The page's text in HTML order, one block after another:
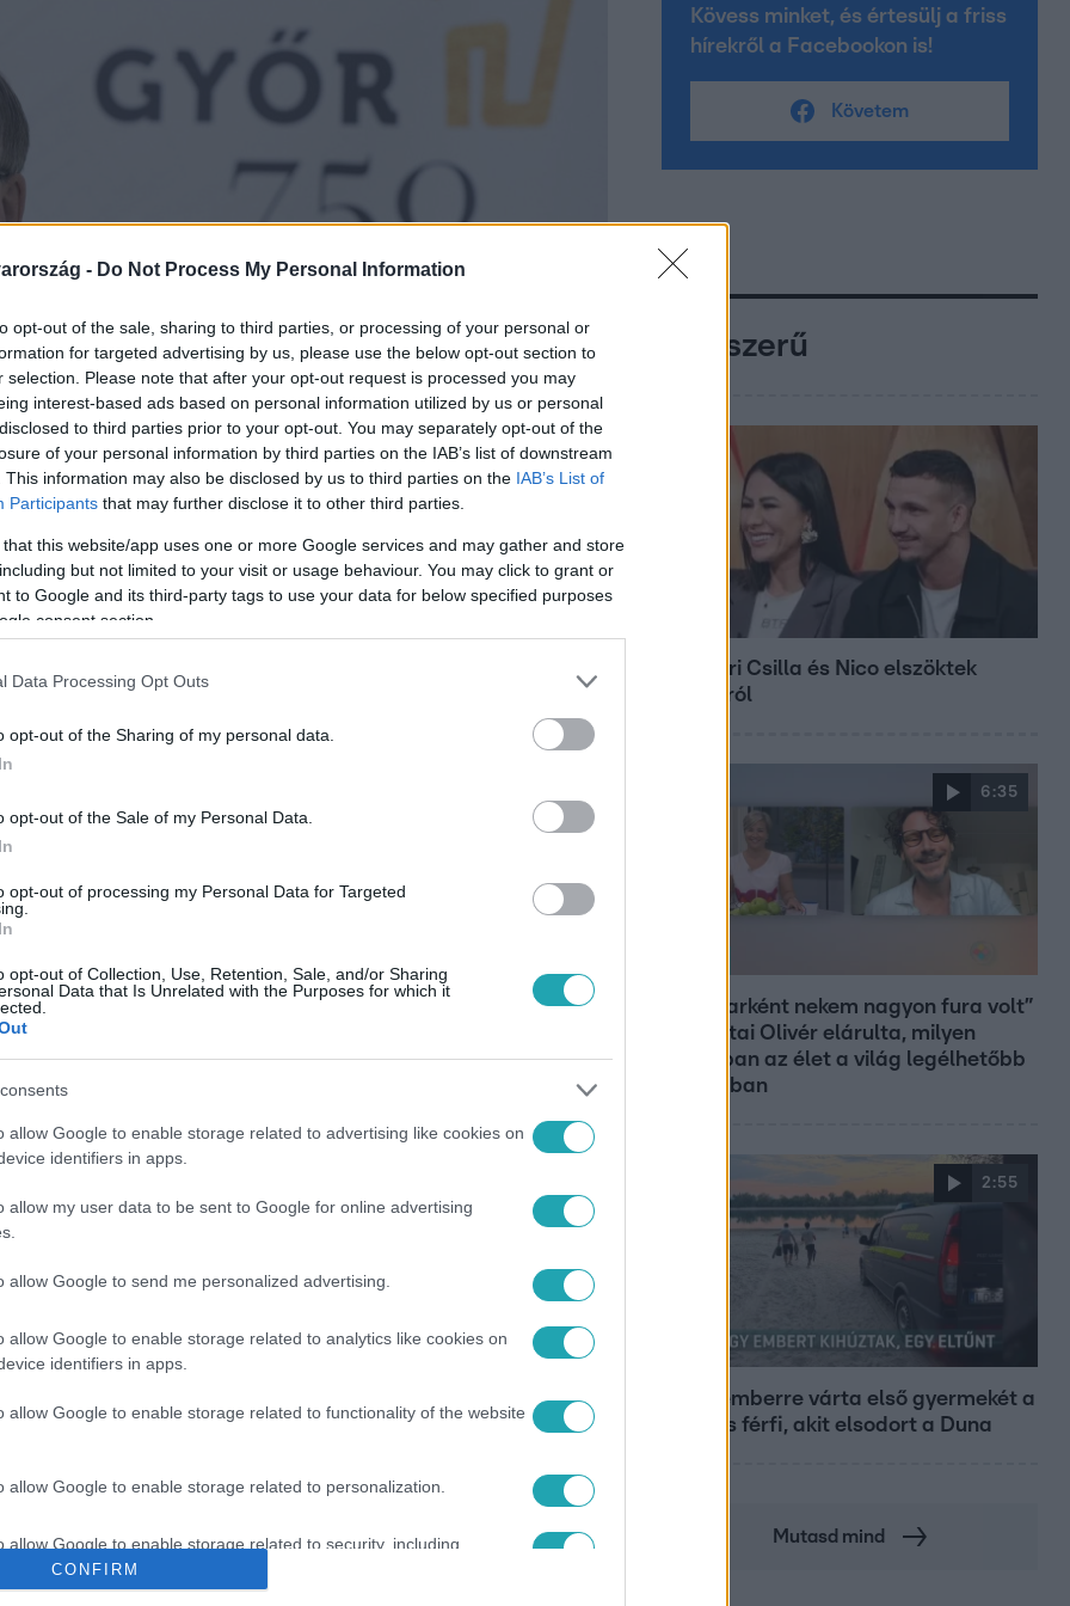
- Do Not Process My Personal Information
opt-out of the sale, sharing to third parties, or processing of your personal or
for targeted advertising by us, please use the below opt-out section to
selection. Please note that after your opt-out request is processed you may
interest-based ads based on personal information utilized by us or personal
to third parties prior to your opt-out. You may separately opt-out of the
of your personal information by third parties on the IAB’s list of downstream
This information may also be disclosed by us to third parties on the IAB’s List of
Participants that may further disclose it to other third parties.
that this website/app uses one or more Google services and may gather and store
but not limited to your visit or usage behaviour. You may click to grant or
to Google and its third-party tags to use your data for below specified purposes
consent section.
Data Processing Opt Outs
opt-out of the Sharing of my personal data.
opt-out of the Sale of my Personal Data.
opt-out of processing my Personal Data for Targeted
opt-out of Collection, Use, Retention, Sale, and/or Sharing
Data that Is Unrelated with the Purposes for which it
allow Google to enable storage related to advertising like cookies on
identifiers in apps.
allow my user data to be sent to Google for online advertising
allow Google to send me personalized advertising.
allow Google to enable storage related to analytics like cookies on
identifiers in apps.
allow Google to enable storage related to functionality of the website
allow Google to enable storage related to personalization.
allow Google to enable storage related to security, including
functionality and fraud prevention, and other user protection.
CONFIRM
mert a „politikai pedofília”
utal.
legyen a Google-találatokban!
PEDOFÍLIA #PER #VÉLEMÉNYSZABADSÁG
Kövess minket, és értesülj a friss
hírekről a Facebookon is!
Követem
Népszerű
Megyeri Csilla és Nico elszöktek
otthonról
6:35
„Magyarként nekem nagyon fura volt”
– Pusztai Olivér elárulta, milyen
valójában az élet a világ legélhetőbb
városában
2:55
Szeptemberre várta első gyermekét a
29 éves férfi, akit elsodort a Duna
Mutasd mind